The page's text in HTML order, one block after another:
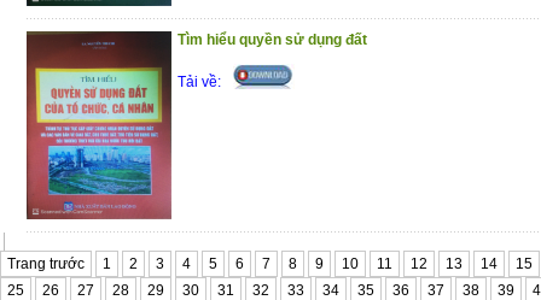
Các Hình Thức Khen Thưởng;
Phần V. Quy Định Về Tổ Chức Ngày
Tặng, Đón Nhận Hình Thức Khen
Cuốn sách có giá trị thực tiễn, hy vọng
thiết đối với lãnh đạo và cán bộ, công
các cơ quan, ban ngành, đoàn thể
Trân trọng giới thiệu đến bạn đọc !
(15/1/2021)
Tìm hiểu quyền sử dụng đất
Tải về:
Trang trước 1 2 3 4 5 6 7 8 9 10 11 12 13 14
15
25
26 27 28 29 30 31 32 33 34 35 36 37 38 39